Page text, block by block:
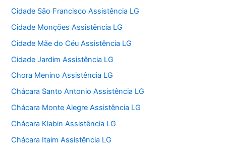
Cidade São Francisco Assistência LG
Cidade Monções Assistência LG
Cidade Mãe do Céu Assistência LG
Cidade Jardim Assistência LG
Chora Menino Assistência LG
Chácara Santo Antonio Assistência LG
Chácara Monte Alegre Assistência LG
Chácara Klabin Assistência LG
Chácara Itaim Assistência LG